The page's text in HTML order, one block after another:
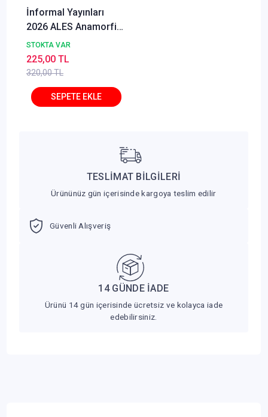
İnformal Yayınları
2026 ALES Anamorfik
8 li Deneme Paketi
STOKTA VAR
320,00 TL
225,00 TL
TESLİMAT BİLGİLERİ
Ürününüz gün içerisinde kargoya teslim edilir
Güvenli Alışveriş
14 GÜNDE İADE
Ürünü 14 gün içerisinde ücretsiz ve kolayca iade
edebilirsiniz.